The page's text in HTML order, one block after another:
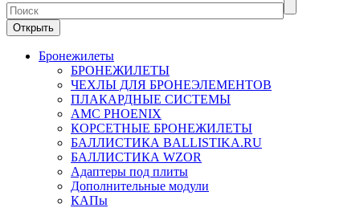
Открыть
Бронежилеты
БРОНЕЖИЛЕТЫ
ЧЕХЛЫ ДЛЯ БРОНЕЭЛЕМЕНТОВ
ПЛАКАРДНЫЕ СИСТЕМЫ
АМС PHOENIX
КОРСЕТНЫЕ БРОНЕЖИЛЕТЫ
БАЛЛИСТИКА BALLISTIKA.RU
БАЛЛИСТИКА WZOR
Адаптеры под плиты
Дополнительные модули
КАПы